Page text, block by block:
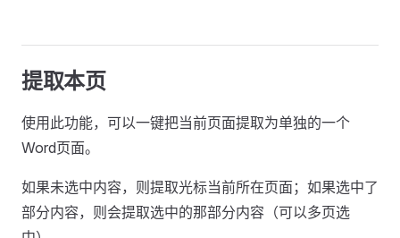
提取本页
使用此功能，可以一键把当前页面提取为单独的一个
Word页面。
如果未选中内容，则提取光标当前所在页面；如果选中了
部分内容，则会提取选中的那部分内容（可以多页选